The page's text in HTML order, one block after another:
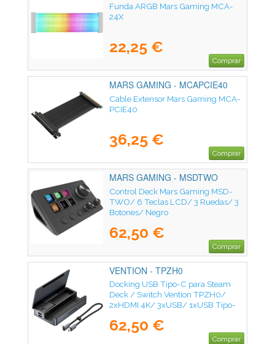
Funda ARGB Mars Gaming MCA-
24X
22,25 €
Comprar
MARS GAMING - MCAPCIE40
Cable Extensor Mars Gaming MCA-
PCIE40
36,25 €
Comprar
MARS GAMING - MSDTWO
Control Deck Mars Gaming MSD-
TWO/ 6 Teclas LCD/ 3 Ruedas/ 3
Botones/ Negro
62,50 €
Comprar
VENTION - TPZH0
Docking USB Tipo-C para Steam
Deck / Switch Vention TPZH0/
2xHDMI 4K/ 3xUSB/ 1xUSB Tipo-
1xLector Tarjetas/ Gris
62,50 €
Comprar